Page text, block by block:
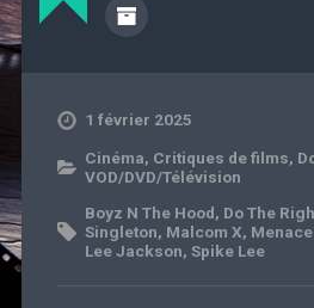
1 février 2025
Cinéma, Critiques de films,
VOD/DVD/Télévision
Boyz N The Hood, Do The
Singleton, Malcom X,
Lee Jackson, Spike Lee